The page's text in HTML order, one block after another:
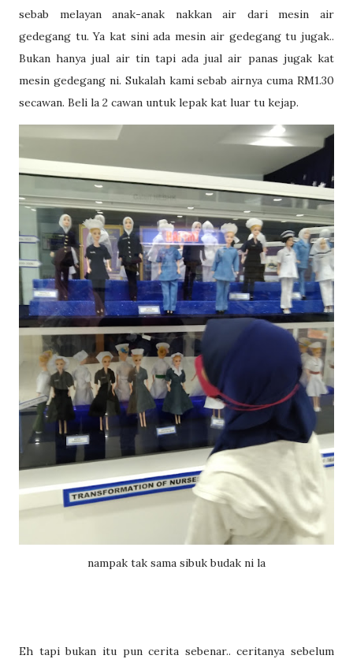
sebab melayan anak-anak nakkan air dari mesin air
gedegang tu. Ya kat sini ada mesin air gedegang tu jugak..
Bukan hanya jual air tin tapi ada jual air panas jugak kat
mesin gedegang ni. Sukalah kami sebab airnya cuma RM1.30
secawan. Beli la 2 cawan untuk lepak kat luar tu kejap.
nampak tak sama sibuk budak ni la
Eh tapi bukan itu pun cerita sebenar.. ceritanya sebelum